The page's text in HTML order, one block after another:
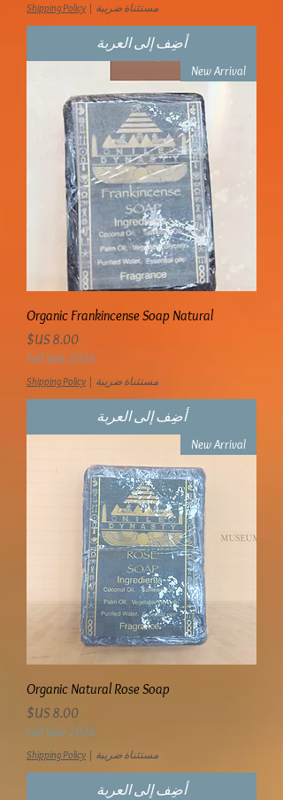
مستثناة ضريبة |
Shipping Policy
أضِف إلى العربة
New Arrival
Organic Frankincense Soap Natural
السعر
Fall Sale 2026
مستثناة ضريبة |
Shipping Policy
أضِف إلى العربة
New Arrival
Organic Natural Rose Soap
السعر
Fall Sale 2026
مستثناة ضريبة |
Shipping Policy
أضِف إلى العربة